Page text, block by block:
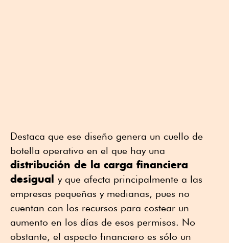
Destaca que ese diseño genera un cuello de
botella operativo en el que hay una
distribución de la carga financiera
desigual
y que afecta principalmente a las
empresas pequeñas y medianas, pues no
cuentan con los recursos para costear un
aumento en los días de esos permisos. No
obstante, el aspecto financiero es sólo un